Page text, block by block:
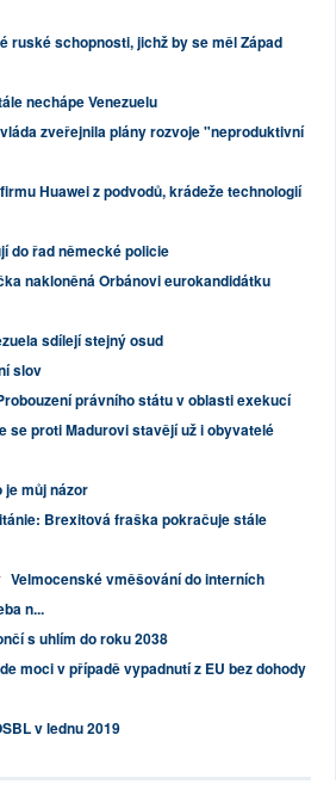
ruské schopnosti, jichž by se měl Západ
nechápe Venezuelu
zveřejnila plány rozvoje "neproduktivní
Huawei z podvodů, krádeže technologií
do řad německé policie
nakloněná Orbánovi eurokandidátku
sdílejí stejný osud
slov
právního státu v oblasti exekucí
se proti Madurovi stavějí už i obyvatelé
je můj názor
Brexitová fraška pokračuje stále
Velmocenské vměšování do interních
n...
s uhlím do roku 2038
moci v případě vypadnutí z EU bez dohody
v lednu 2019